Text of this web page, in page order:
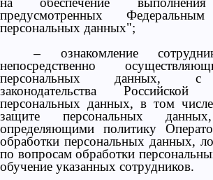
предусмотренных
персональных данных";
– ознакомление
непосредственно
персональных данных, с
законодательства
персональных данных, в том
защите персональных
определяющими политику
обработки персональных данных,
по вопросам обработки
обучение указанных сотрудников.